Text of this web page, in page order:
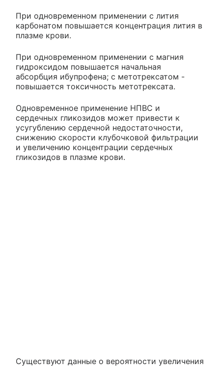
При одновременном применении с лития
карбонатом повышается концентрация лития в
плазме крови.
При одновременном применении с магния
гидроксидом повышается начальная
абсорбция ибупрофена; с метотрексатом -
повышается токсичность метотрексата.
Одновременное применение НПВС и
сердечных гликозидов может привести к
усугублению сердечной недостаточности,
снижению скорости клубочковой фильтрации
и увеличению концентрации сердечных
гликозидов в плазме крови.
Существуют данные о вероятности увеличения